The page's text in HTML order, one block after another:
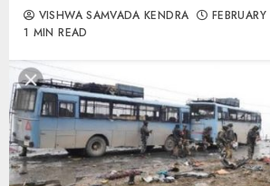
VISHWA SAMVADA KENDRA
1 MIN READ